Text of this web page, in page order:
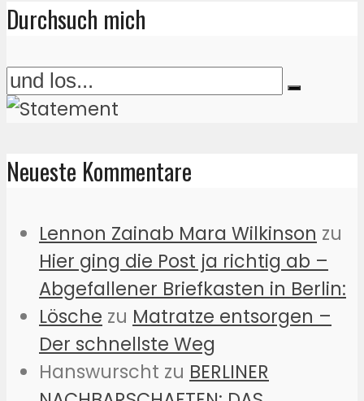
Durchsuch mich
Neueste Kommentare
Lennon Zainab Mara Wilkinson zu
Hier ging die Post ja richtig ab –
Abgefallener Briefkasten in Berlin:
Lösche zu Matratze entsorgen –
Der schnellste Weg
Hanswurscht zu BERLINER